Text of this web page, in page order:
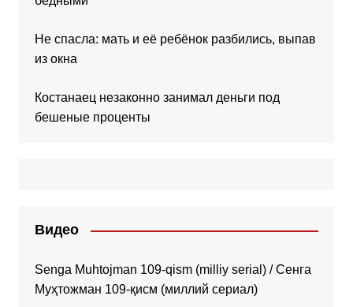
Не спасла: мать и её ребёнок разбились, выпав
из окна
Костанаец незаконно занимал деньги под
бешеные проценты
Видео
Senga Muhtojman 109-qism (milliy serial) / Сенга
Муҳтожман 109-қисм (миллий сериал)